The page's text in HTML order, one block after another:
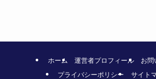
ホーム 運営者プロフィール
お問
プライバシーポリシー
サイト